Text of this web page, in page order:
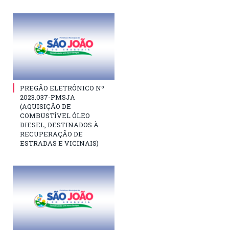
PREGÃO ELETRÔNICO Nº
2023.037-PMSJA
(AQUISIÇÃO DE
COMBUSTÍVEL ÓLEO
DIESEL, DESTINADOS À
RECUPERAÇÃO DE
ESTRADAS E VICINAIS)